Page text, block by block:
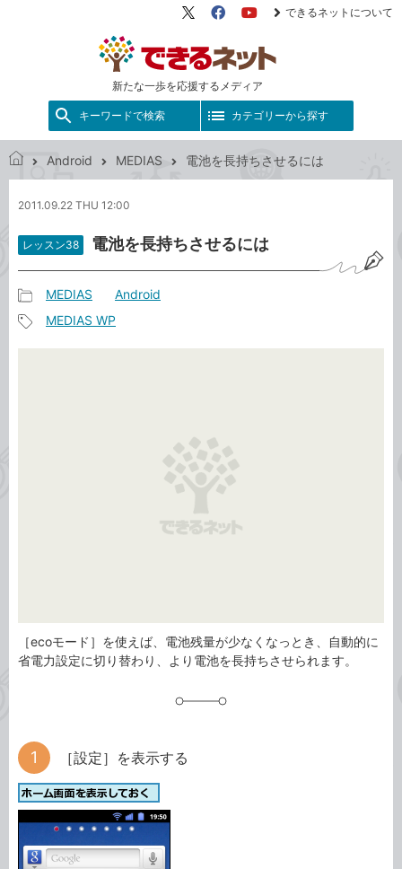
新たな一歩を応援するメディア
X（旧
FacebookYouTube
できるネットについて
キーワードで検索 カテゴリーから探す
る
ッ
ト
Android MEDIAS 電池を長持ちさせるには
2011.09.22 THU 12:00
レッスン38 電池を長持ちさせるには
事
カ
MEDIAS Android
MEDIAS WP
［ecoモード］を使えば、電池残量が少なくなっとき、自動的に
省電力設定に切り替わり、より電池を長持ちさせられます。
［設定］を表示する